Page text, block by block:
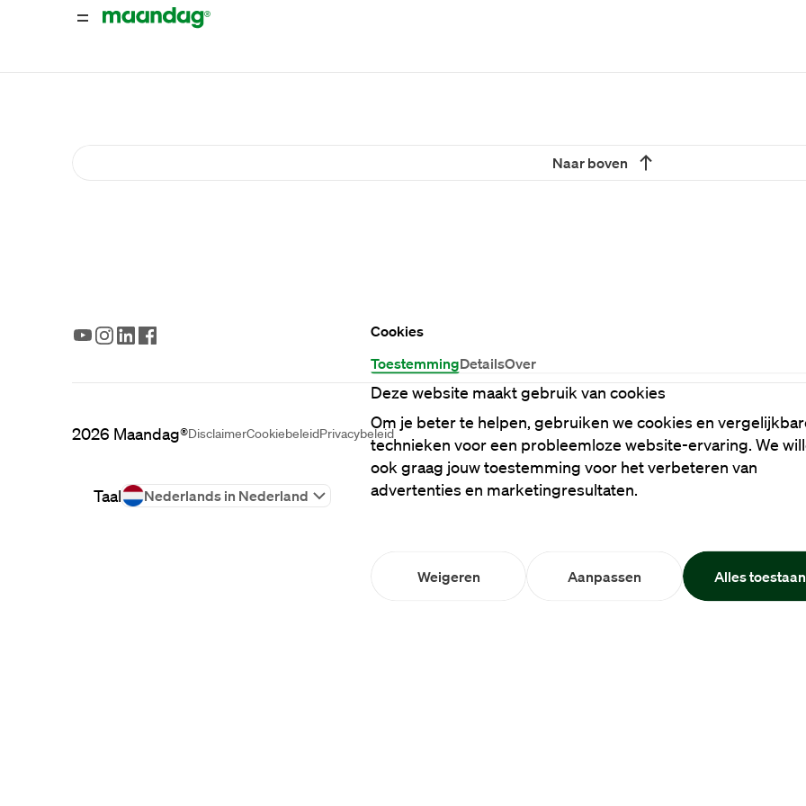
Cookies
ToestemmingDetailsOver
Deze website maakt gebruik van cookies
Om je beter te helpen, gebruiken we cookies en
technieken voor een probleemloze website-ervaring. We
ook graag jouw toestemming voor het verbeteren van
advertenties en marketingresultaten.
Weigeren Aanpassen Alles toestaan
Naar boven
Taal Nederlands in Nederland
2026 Maandag®DisclaimerCookiebeleidPrivacybeleid